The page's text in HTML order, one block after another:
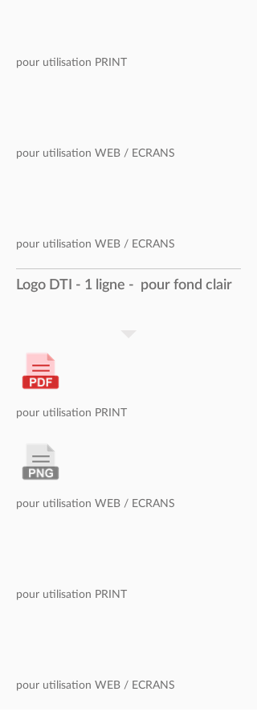
pour utilisation PRINT
pour utilisation WEB / ECRANS
pour utilisation WEB / ECRANS
Logo DTI - 1 ligne - pour fond clair
pour utilisation PRINT
pour utilisation WEB / ECRANS
pour utilisation PRINT
pour utilisation WEB / ECRANS